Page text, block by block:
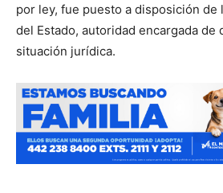
por ley, fue puesto a disposición de
del Estado, autoridad encargada de
situación jurídica.